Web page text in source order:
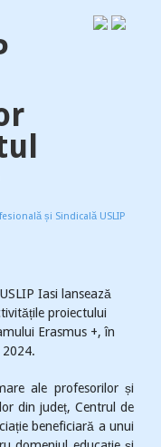
și Sindicală USLIP
Iasi lansează
proiectului
Erasmus +, în
ale profesorilor și
din județ, Centrul de
beneficiară a unui